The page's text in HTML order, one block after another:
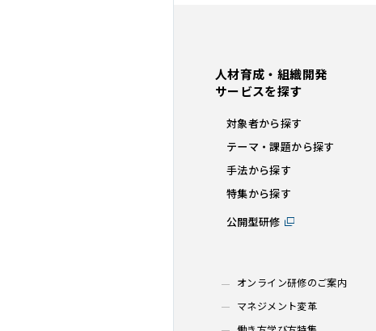
人材育成・組織開発
サービスを探す
対象者から探す
テーマ・課題から探す
手法から探す
特集から探す
オンライン研修のご案内
マネジメント変革
公開型研修